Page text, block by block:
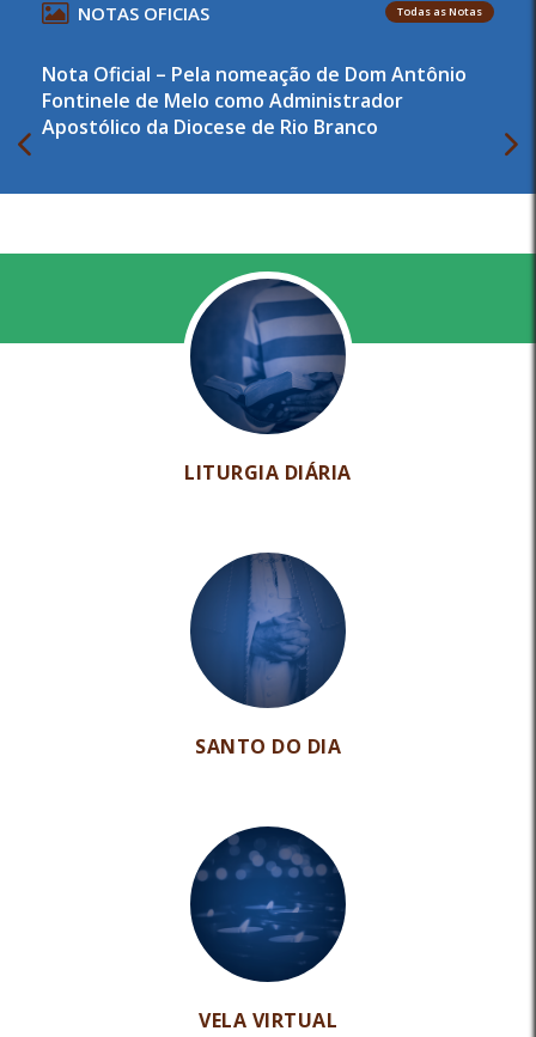
NOTAS OFICIAS Todas as Notas
Nota de Pesar – Erias e Oneide Damasceno
LITURGIA DIÁRIA
SANTO DO DIA
VELA VIRTUAL